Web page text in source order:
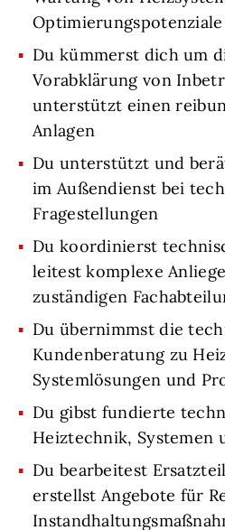
Optimierungspotenziale
Du kümmerst dich um
Vorabklärung von
unterstützt einen
Anlagen
Du unterstützt und
im Außendienst bei
Fragestellungen
Du koordinierst
leitest komplexe
zuständigen
Du übernimmst die
Kundenberatung zu
Systemlösungen und
Du gibst fundierte
Heiztechnik, Systemen
Du bearbeitest
erstellst Angebote für